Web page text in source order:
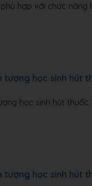
hợp với chức năng
tượng học sinh hút
học sinh hút thuốc
tượng học sinh hút